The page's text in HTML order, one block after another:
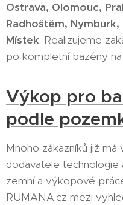
Ostrava, Olomouc,
Radhoštěm,
Místek. Realizujeme
po kompletní bazény
Výkop pro
podle
Mnoho zákazníků již
dodavatele technologie
zemní a výkopové
RUMANA.cz mezi